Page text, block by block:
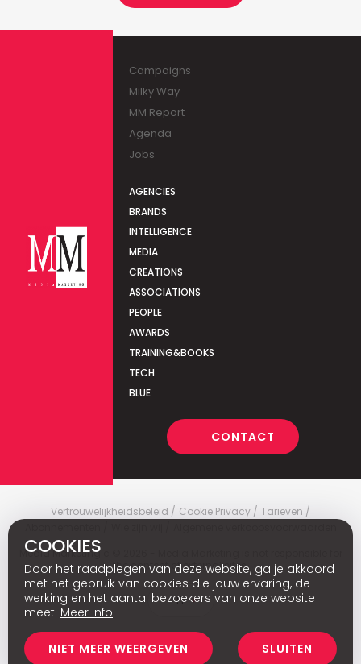
Campaigns
Milky Way
MM Report
Agenda
Jobs
AGENCIES
BRANDS
INTELLIGENCE
MEDIA
CREATIONS
ASSOCIATIONS
PEOPLE
AWARDS
TRAINING&BOOKS
TECH
BLUE
CONTACT
Vertrouwelijkheidsbeleid Cookie Privacy
Tarieven
Media Marketing
the content of external sites.
Fr
COOKIES
Door het raadplegen van deze website, ga je akkoord
met het gebruik van cookies die jouw ervaring, de
werking en het aantal bezoekers van onze website
meet. Meer info
NIET MEER WEERGEVEN SLUITEN